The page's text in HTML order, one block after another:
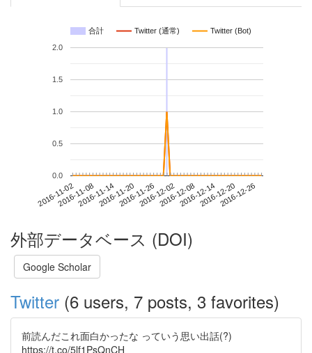
合計 Twitter (通常) Twitter (Bot)
2016-11-022016-11-082016-11-142016-11-202016-11-262016-12-022016-12-082016-12-142016-12-202016-12-26
0.0
0.5
1.0
1.5
2.0
外部データベース (DOI)
Google Scholar
Twitter (6 users, 7 posts, 3 favorites)
前読んだこれ面白かったな っていう思い出話(?)
https://t.co/5lf1PsQnCH